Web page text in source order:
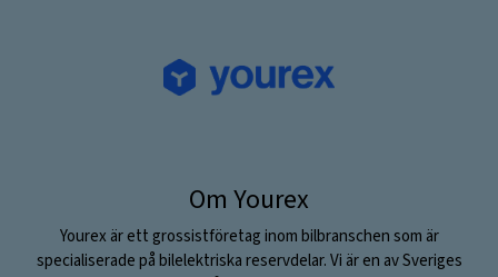
Om Yourex
Yourex är ett grossistföretag inom bilbranschen som är
specialiserade på bilelektriska reservdelar. Vi är en av Sveriges